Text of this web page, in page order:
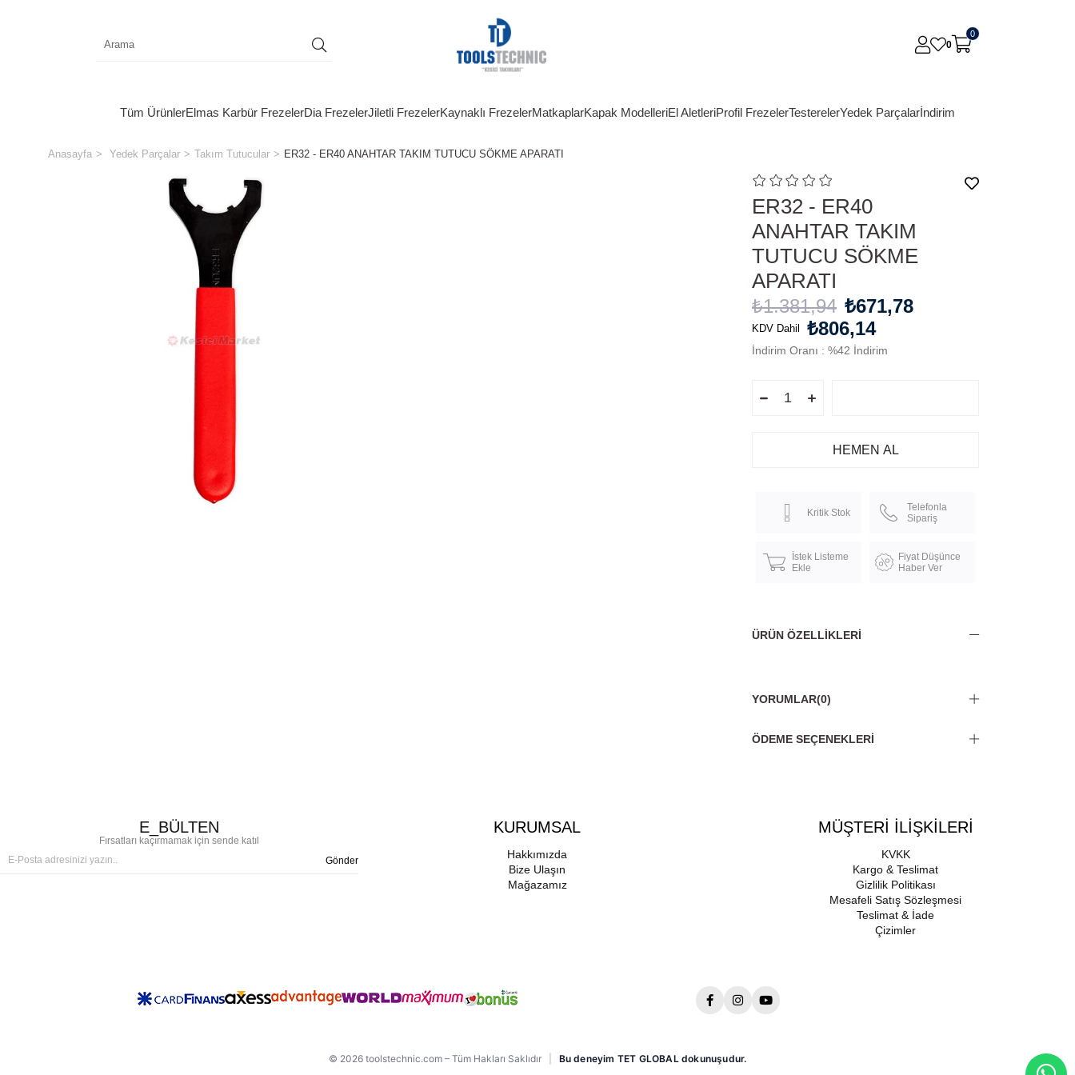
0
0
Tüm ÜrünlerElmas Karbür FrezelerDia FrezelerJiletli FrezelerKaynaklı FrezelerMatkaplarKapak ModelleriEl AletleriProfil FrezelerTesterelerYedek Parçalarİndirim
Anasayfa Yedek Parçalar Takım Tutucular ER32 - ER40 ANAHTAR TAKIM TUTUCU SÖKME APARATI
ER32 - ER40
ANAHTAR TAKIM
TUTUCU SÖKME
APARATI
₺1.381,94 ₺671,78
KDV Dahil ₺806,14
İndirim Oranı : %42 İndirim
Kritik Stok
Telefonla
Sipariş
İstek Listeme
Ekle
Fiyat Düşünce
Haber Ver
ÜRÜN ÖZELLIKLERI
YORUMLAR(0)
ÖDEME SEÇENEKLERI
E_BÜLTEN
Fırsatları kaçırmamak için sende katıl
Gönder
KURUMSAL
Hakkımızda
Bize Ulaşın
Mağazamız
MÜŞTERİ İLİŞKİLERİ
KVKK
Kargo & Teslimat
Gizlilik Politikası
Mesafeli Satış Sözleşmesi
Teslimat & İade
Çizimler
© 2026 toolstechnic.com – Tüm Hakları Saklıdır Bu deneyim TET GLOBAL dokunuşudur.